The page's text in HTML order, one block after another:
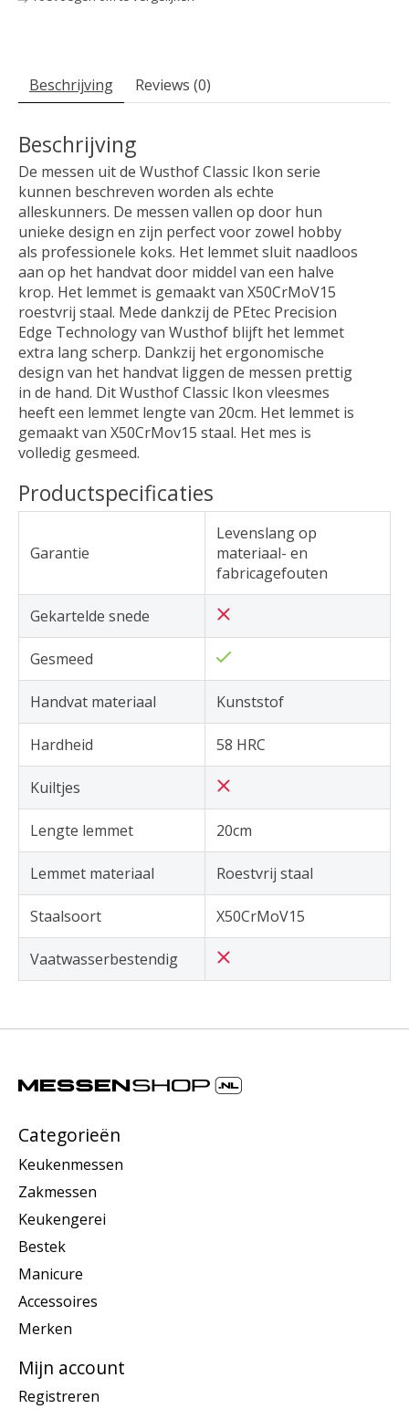
Beschrijving Reviews (0)
Beschrijving
De messen uit de Wusthof Classic Ikon serie
kunnen beschreven worden als echte
alleskunners. De messen vallen op door hun
unieke design en zijn perfect voor zowel hobby
als professionele koks. Het lemmet sluit naadloos
aan op het handvat door middel van een halve
krop. Het lemmet is gemaakt van X50CrMoV15
roestvrij staal. Mede dankzij de PEtec Precision
Edge Technology van Wusthof blijft het lemmet
extra lang scherp. Dankzij het ergonomische
design van het handvat liggen de messen prettig
in de hand. Dit Wusthof Classic Ikon vleesmes
heeft een lemmet lengte van 20cm. Het lemmet is
gemaakt van X50CrMov15 staal. Het mes is
volledig gesmeed.
Productspecificaties
Garantie
Levenslang op
materiaal- en
fabricagefouten
Gekartelde snede
Gesmeed
Handvat materiaal Kunststof
Hardheid 58 HRC
Kuiltjes
Lengte lemmet 20cm
Lemmet materiaal Roestvrij staal
Staalsoort X50CrMoV15
Vaatwasserbestendig
Categorieën
Keukenmessen
Zakmessen
Keukengerei
Bestek
Manicure
Accessoires
Merken
Mijn account
Registreren